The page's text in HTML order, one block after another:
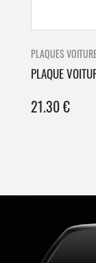
PLAQUES
PLAQUE
21.30€